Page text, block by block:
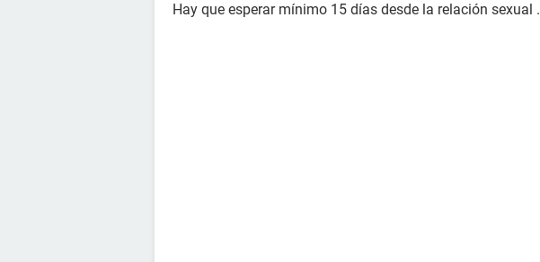
Hay que esperar mínimo 15 días desde la relación sexual .